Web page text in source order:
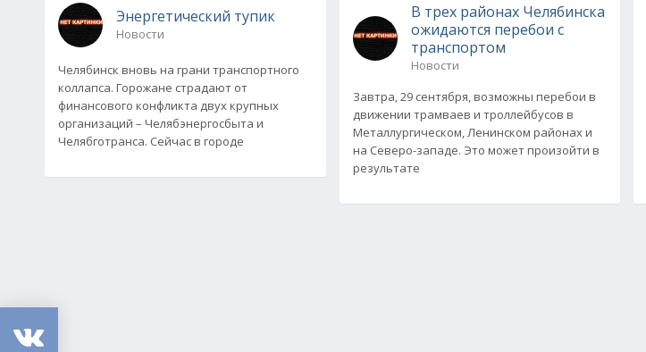
Энергетический тупик
Новости
Челябинск вновь на грани транспортного
коллапса. Горожане страдают от
финансового конфликта двух крупных
организаций – Челябэнергосбыта и
Челябготранса. Сейчас в городе
В трех районах Челябинска
ожидаются перебои с
транспортом
Новости
Завтра, 29 сентября, возможны перебои в
движении трамваев и троллейбусов в
Металлургическом, Ленинском районах и
на Северо-западе. Это может произойти в
результате